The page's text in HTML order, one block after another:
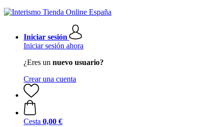
Iniciar sesión
Iniciar sesión ahora
¿Eres un nuevo usuario?
Crear una cuenta
Cesta 0,00 €